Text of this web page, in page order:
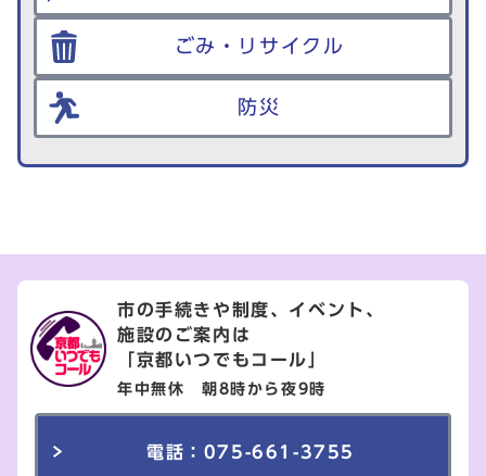
ごみ・リサイクル
防災
市の手続きや制度、イベント、
施設のご案内は
「京都いつでもコール」
年中無休 朝8時から夜9時
電話：075-661-3755